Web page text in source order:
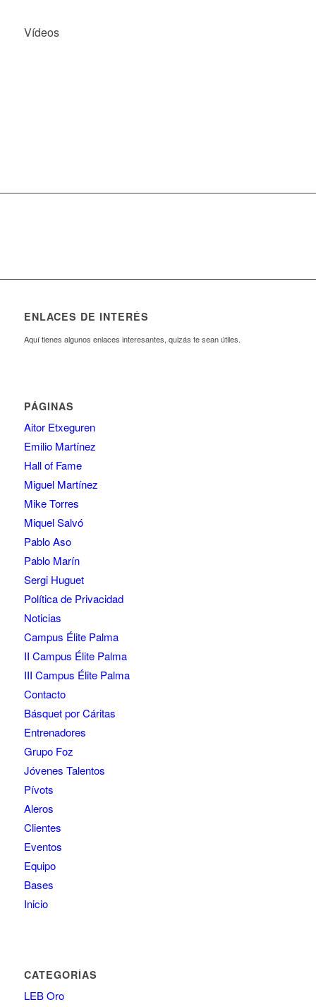
Vídeos
ENLACES DE INTERÉS
Aquí tienes algunos enlaces interesantes, quizás te sean útiles.
PÁGINAS
Aitor Etxeguren
Emilio Martínez
Hall of Fame
Miguel Martínez
Mike Torres
Miquel Salvó
Pablo Aso
Pablo Marín
Sergi Huguet
Política de Privacidad
Noticias
Campus Élite Palma
II Campus Élite Palma
III Campus Élite Palma
Contacto
Básquet por Cáritas
Entrenadores
Grupo Foz
Jóvenes Talentos
Pívots
Aleros
Clientes
Eventos
Equipo
Bases
Inicio
CATEGORÍAS
LEB Oro